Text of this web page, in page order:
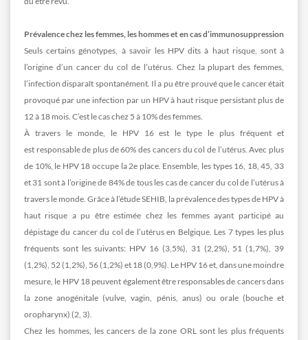
Prévalence chez les femmes, les hommes et en cas d’immunosuppression
Seuls certains génotypes, à savoir les HPV dits à haut risque, sont à
l’origine d’un cancer du col de l’utérus. Chez la plupart des femmes,
l’infection disparaît spontanément. Il a pu être prouvé que le cancer était
provoqué par une infection par un HPV à haut risque persistant plus de
12 à 18 mois. C’est le cas chez 5 à 10% des femmes.
À travers le monde, le HPV 16 est le type le plus fréquent et
est responsable de plus de 60% des cancers du col de l’utérus. Avec plus
de 10%, le HPV 18 occupe la 2e place. Ensemble, les types 16, 18, 45, 33
et 31 sont à l’origine de 84% de tous les cas de cancer du col de l’utérus à
travers le monde. Grâce à l’étude SEHIB, la prévalence des types de HPV à
haut risque a pu être estimée chez les femmes ayant participé au
dépistage du cancer du col de l’utérus en Belgique. Les 7 types les plus
fréquents sont les suivants: HPV 16 (3,5%), 31 (2,2%), 51 (1,7%), 39
(1,2%), 52 (1,2%), 56 (1,2%) et 18 (0,9%). Le HPV 16 et, dans une moindre
mesure, le HPV 18 peuvent également être responsables de cancers dans
la zone anogénitale (vulve, vagin, pénis, anus) ou orale (bouche et
oropharynx) (2, 3).
Chez les hommes, les cancers de la zone ORL sont les plus fréquents